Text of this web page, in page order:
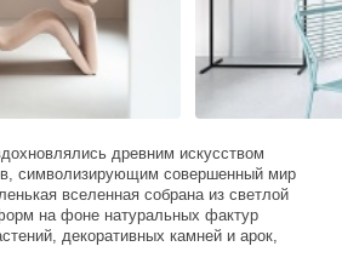
древним искусством
символизирующим совершенный мир
вселенная собрана из светлой
на фоне натуральных фактур
декоративных камней и арок,
сада.